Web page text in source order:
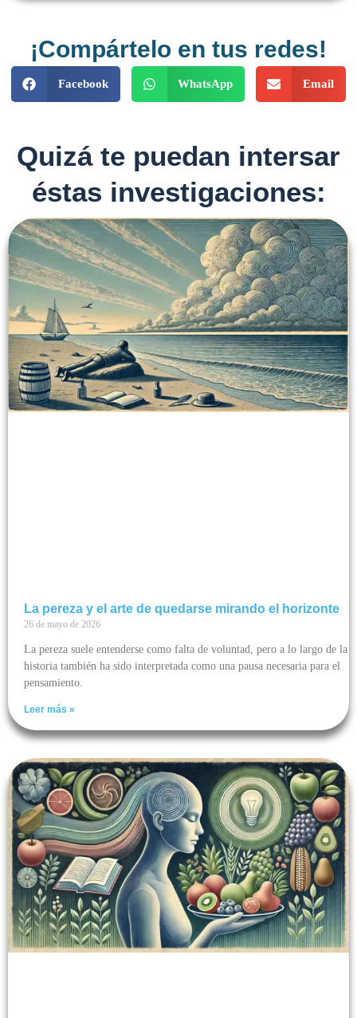
¡Compártelo en tus redes!
Facebook WhatsApp Email
Quizá te puedan intersar
éstas investigaciones:
La pereza y el arte de quedarse mirando el horizonte
26 de mayo de 2026
La pereza suele entenderse como falta de voluntad, pero a lo largo de la
historia también ha sido interpretada como una pausa necesaria para el
pensamiento.
Leer más »